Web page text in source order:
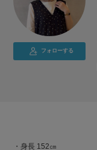
フォローする
・身長 152㎝